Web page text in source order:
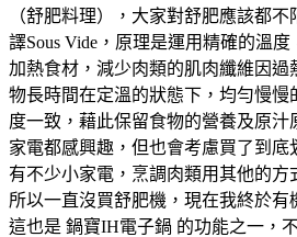
（舒肥料理），大家對舒肥應該都不
譯Sous Vide，原理是運用精確的溫
加熱食材，減少肉類的肌肉纖維因過
物長時間在定溫的狀態下，均勻慢慢
度一致，藉此保留食物的營養及原
家電都感興趣，但也會考慮買了到
有不少小家電，烹調肉類用其他的方
所以一直沒買舒肥機，現在我終於有
這也是 鍋寶IH電子鍋 的功能之一，